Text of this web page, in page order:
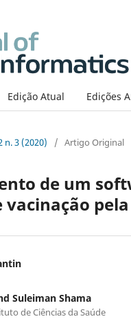
Edição Atual Edições
n. 3 (2020) / Artigo Original
de um
Suleiman Shama
de Ciências da Saúde